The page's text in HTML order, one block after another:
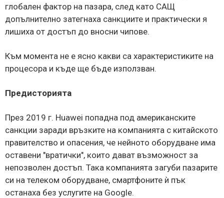
глобален фактор на пазара, след като САЩ
допълнително затегнаха санкциите и практически я
лишиха от достъп до вносни чипове.
Към момента не е ясно какви са характеристиките на
процесора и къде ще бъде използван.
Предисторията
През 2019 г. Huawei попадна под американските
санкции заради връзките на компанията с китайското
правителство и опасения, че нейното оборудване има
оставени "вратички", които дават възможност за
непозволен достъп. Така компанията загуби пазарите
си на телеком оборудване, смартфоните ѝ пък
останаха без услугите на Google.